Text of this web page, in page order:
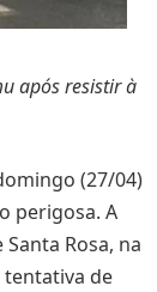
após resistir à
(27/04)
perigosa. A
Rosa, na
de